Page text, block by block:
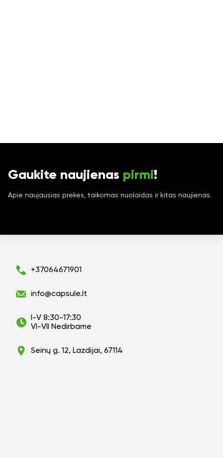
Gaukite naujienas pirmi!
Apie naujausias prekes, taikomas nuolaidas ir kitas naujienas.
+37064671901
info@capsule.lt
I-V 8:30-17:30
VI-VII Nedirbame
Seinų g. 12, Lazdijai, 67114